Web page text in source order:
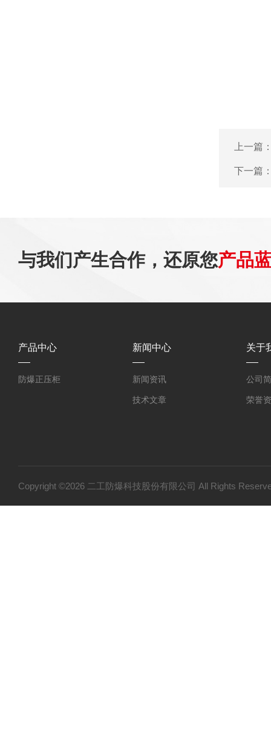
上一篇
下一篇
与我们产生合作，还原您产品
产品中心
防爆正压柜
新闻中心
新闻资讯
技术文章
关于
公司
荣誉
Copyright ©2026 二工防爆科技股份有限公司 All Rights